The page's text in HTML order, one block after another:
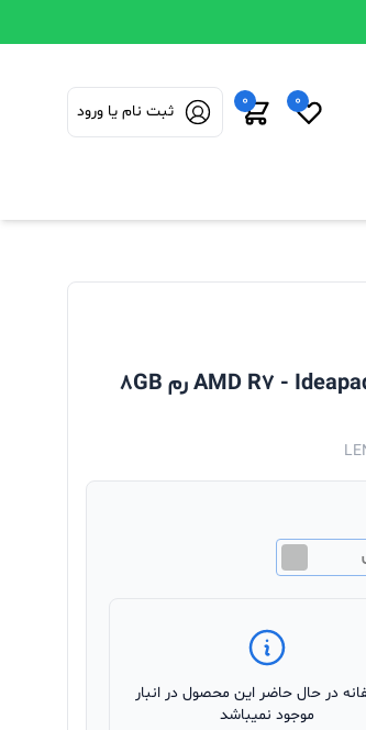
0
0
ثبت نام یا ورود
لپ تاپ لنوو 15.6 اینچی FHD مدل AMD R7 - Ideapad Slim 3 15ABR8 رم 8GB
در حال حاضر این محصول در انبار
موجود نمیباشد